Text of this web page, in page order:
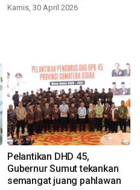
Kamis, 30 April 2026
Pelantikan DHD 45,
Gubernur Sumut tekankan
semangat juang pahlawan